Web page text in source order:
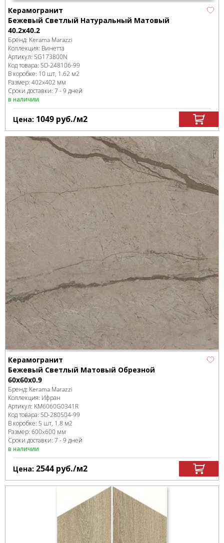
Керамогранит
Бежевый Светлый Натуральный Матовый
40.2х40.2
Бренд: Kerama Marazzi
Коллекция: Винетта
Артикул: SG173800N
Код товара: SD-248106-99
В коробке: 10 шт, 1.62 м2
Размер: 402x402 мм
Сроки доставки: 7 - 9 дней
в наличии
Цена: 1049 руб./м2
Керамогранит
Бежевый Светлый Матовый Обрезной
60x60x0.9
Бренд: Kerama Marazzi
Коллекция: Ифран
Артикул: KM6060G0341R
Код товара: SD-280504-99
В коробке: 5 шт, 1.8 м2
Размер: 600x600 мм
Сроки доставки: 7 - 9 дней
в наличии
Цена: 2544 руб./м2